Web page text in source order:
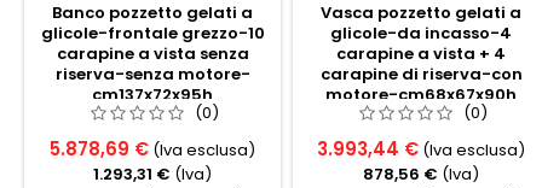
Banco pozzetto gelati a
glicole-frontale grezzo-10
carapine a vista senza
riserva-senza motore-
cm137x72x95h
(0)
5.878,69 € (Iva esclusa)
1.293,31 € (Iva)
Vasca pozzetto gelati a
glicole-da incasso-4
carapine a vista + 4
carapine di riserva-con
motore-cm68x67x90h
(0)
3.993,44 € (Iva esclusa)
878,56 € (Iva)